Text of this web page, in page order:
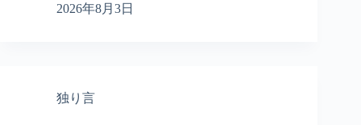
2026年8月3日
独り言